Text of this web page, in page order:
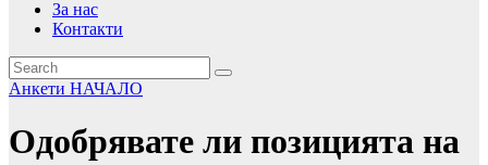
За нас
Контакти
Анкети НАЧАЛО
Одобрявате ли позицията на